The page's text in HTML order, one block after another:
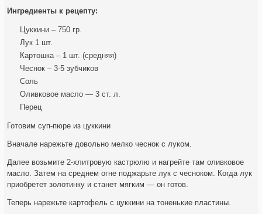
Ингредиенты к рецепту:
Цуккини – 750 гр.
Лук 1 шт.
Картошка – 1 шт. (средняя)
Чеснок – 3-5 зубчиков
Соль
Оливковое масло — 3 ст. л.
Перец
Готовим суп-пюре из цуккини
Вначале нарежьте довольно мелко чеснок с луком.
Далее возьмите 2-хлитровую кастрюлю и нагрейте там оливковое
масло. Затем на среднем огне поджарьте лук с чесноком. Когда лук
приобретет золотинку и станет мягким — он готов.
Теперь нарежьте картофель с цуккини на тоненькие пластины.